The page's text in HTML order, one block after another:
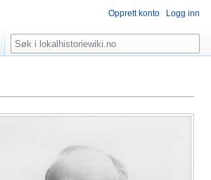
Opprett konto Logg inn
Søk